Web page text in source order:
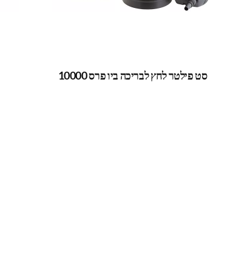
סט פילטר לחץ לבריכה ביו פרס 10000